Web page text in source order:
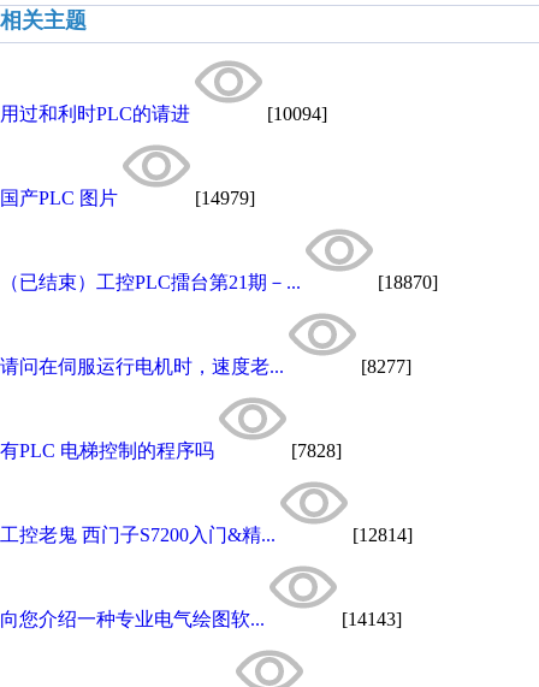
相关主题
用过和利时PLC的请进 [10094]
国产PLC 图片 [14979]
（已结束）工控PLC擂台第21期－... [18870]
请问在伺服运行电机时，速度老... [8277]
有PLC 电梯控制的程序吗 [7828]
工控老鬼 西门子S7200入门&精... [12814]
向您介绍一种专业电气绘图软... [14143]